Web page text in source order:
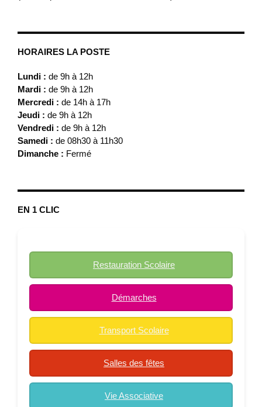
HORAIRES LA POSTE
Lundi : de 9h à 12h
Mardi : de 9h à 12h
Mercredi : de 14h à 17h
Jeudi : de 9h à 12h
Vendredi : de 9h à 12h
Samedi : de 08h30 à 11h30
Dimanche : Fermé
EN 1 CLIC
Restauration Scolaire
Démarches
Transport Scolaire
Salles des fêtes
Vie Associative